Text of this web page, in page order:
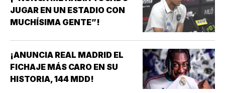
JUGAR EN UN ESTADIO CON
MUCHÍSIMA GENTE”!
¡ANUNCIA REAL MADRID EL
FICHAJE MÁS CARO EN SU
HISTORIA, 144 MDD!